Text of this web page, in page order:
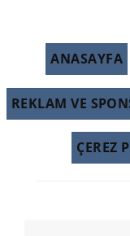
ANASAYFA
REKLAM VE
ÇEREZ